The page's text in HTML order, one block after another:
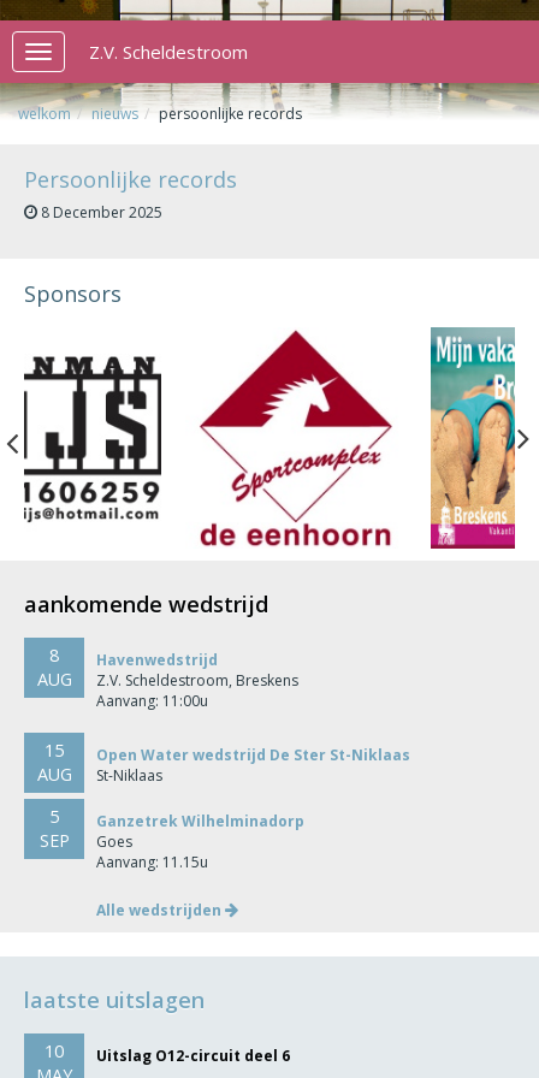
Toggle
navigation
Z.V. Scheldestroom
welkom nieuws persoonlijke records
Persoonlijke records
8 December 2025
Sponsors
Previous
aankomende wedstrijd
8
AUG
Havenwedstrijd
Z.V. Scheldestroom, Breskens
Aanvang: 11:00u
15
AUG
Open Water wedstrijd De Ster St-Niklaas
St-Niklaas
5
SEP
Ganzetrek Wilhelminadorp
Goes
Aanvang: 11.15u
Alle wedstrijden
laatste uitslagen
10
Uitslag O12-circuit deel 6